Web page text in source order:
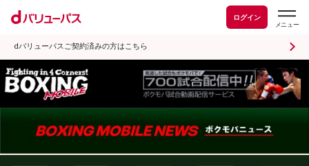
ログイン
dバリューパスご契約済みの方はこちら